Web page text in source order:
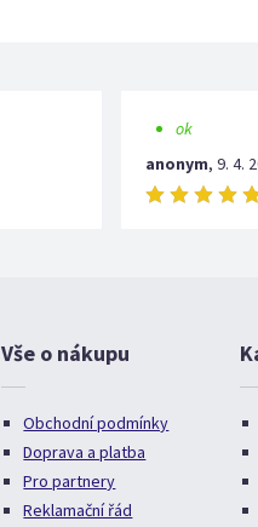
ok
anonym, 9. 4.
Vše o nákupu
Obchodní podmínky
Doprava a platba
Pro partnery
Reklamační řád